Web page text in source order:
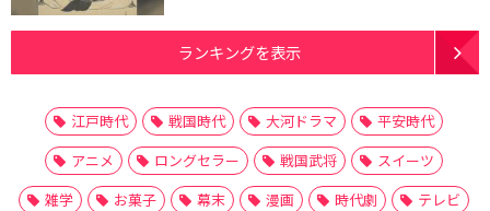
ランキングを表示
江戸時代 戦国時代 大河ドラマ
平安時代
アニメ
ロングセラー 戦国武将
スイーツ
雑学
お菓子 幕末 漫画 時代劇
テレビ